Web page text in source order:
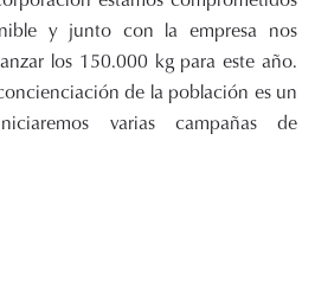
y junto con la empresa nos
los 150.000 kg para este año.
de la población es un
varias campañas de